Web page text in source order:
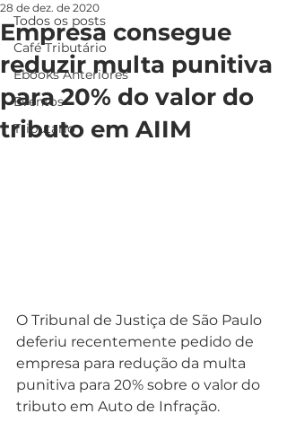
Todos os posts
Café Tributário
Ebooks Anteriores
Eventos
Tributario
Empresa consegue
reduzir multa punitiva
para 20% do valor do
tributo em AIIM
28 de dez. de 2020
O Tribunal de Justiça de São Paulo
deferiu recentemente pedido de
empresa para redução da multa
punitiva para 20% sobre o valor do
tributo em Auto de Infração.